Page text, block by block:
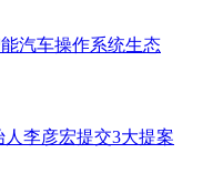
汽车操作系统生态
李彦宏提交3大提案